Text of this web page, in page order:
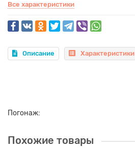
Все характеристики
Описание Характеристики
Погонаж:
Похожие товары